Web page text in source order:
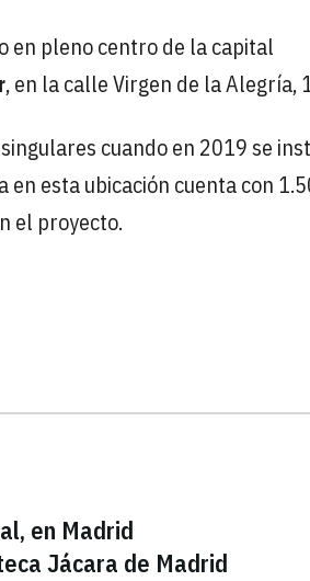
en pleno centro de la capital
, en la calle Virgen de la Alegría,
cuando en 2019 se
esta ubicación cuenta con
el proyecto.
en Madrid
Jácara de Madrid